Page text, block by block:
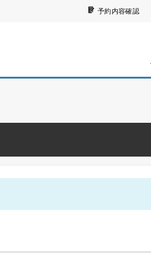
予約内容確認